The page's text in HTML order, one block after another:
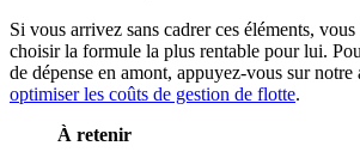
Si vous arrivez sans cadrer ces éléments,
choisir la formule la plus rentable pour lui.
de dépense en amont, appuyez-vous sur notre
optimiser les coûts de gestion de flotte.
À retenir